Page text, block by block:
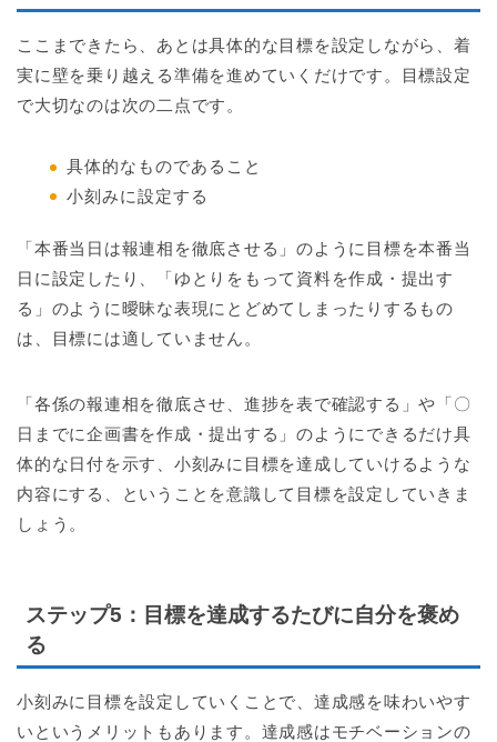
ここまできたら、あとは具体的な目標を設定しながら、着
実に壁を乗り越える準備を進めていくだけです。目標設定
で大切なのは次の二点です。
具体的なものであること
小刻みに設定する
「本番当日は報連相を徹底させる」のように目標を本番当
日に設定したり、「ゆとりをもって資料を作成・提出す
る」のように曖昧な表現にとどめてしまったりするもの
は、目標には適していません。
「各係の報連相を徹底させ、進捗を表で確認する」や「〇
日までに企画書を作成・提出する」のようにできるだけ具
体的な日付を示す、小刻みに目標を達成していけるような
内容にする、ということを意識して目標を設定していきま
しょう。
ステップ5 ：目標を達成するたびに自分を褒め
る
小刻みに目標を設定していくことで、達成感を味わいやす
いというメリットもあります。達成感はモチベーションの